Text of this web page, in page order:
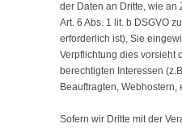
der Daten an Dritte, wie an
Art. 6 Abs. 1 lit. b DSGVO
erforderlich ist), Sie
Verpflichtung dies vorsieht
berechtigten Interessen
Beauftragten, Webhostern,
Sofern wir Dritte mit der